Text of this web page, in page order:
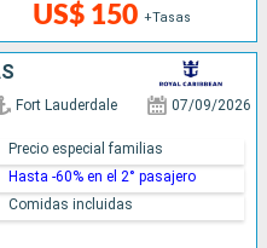
US$ 150 +Tasas
Fort Lauderdale 07/09/2026
Precio especial familias
Hasta -60% en el 2° pasajero
Comidas incluidas